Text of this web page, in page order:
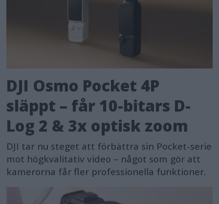
after its publication in the official
Journal, and be fully applicable 24
months after its entry into force,
except for: bans on prohibited
after the entry into force date; codes
of practise (nine months after entry
into force); general-purpose AI rules
including governance (12 months after
entry into force); and obligations for
high-risk systems (36 months).
Background
DJI Osmo Pocket 4P
släppt – får 10-bitars D-
Log 2 & 3x optisk zoom
DJI tar nu steget att förbättra sin Pocket-serie
mot högkvalitativ video – något som gör att
kamerorna får fler professionella funktioner.